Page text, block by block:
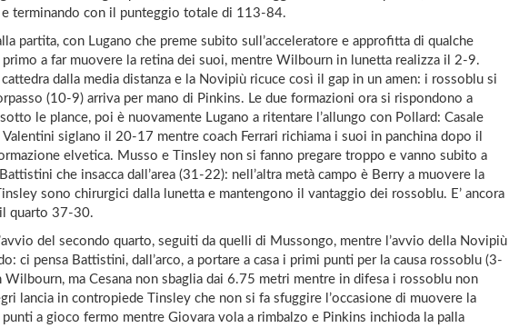
e terminando con il punteggio totale di 113-84.
partita, con Lugano che preme subito sull’acceleratore e approfitta di qualche
a far muovere la retina dei suoi, mentre Wilbourn in lunetta realizza il 2-9.
dalla media distanza e la Novipiù ricuce così il gap in un amen: i rossoblu si
(10-9) arriva per mano di Pinkins. Le due formazioni ora si rispondono a
le plance, poi è nuovamente Lugano a ritentare l’allungo con Pollard: Casale
siglano il 20-17 mentre coach Ferrari richiama i suoi in panchina dopo il
elvetica. Musso e Tinsley non si fanno pregare troppo e vanno subito a
che insacca dall’area (31-22): nell’altra metà campo è Berry a muovere la
sono chirurgici dalla lunetta e mantengono il vantaggio dei rossoblu. E’ ancora
quarto 37-30.
del secondo quarto, seguiti da quelli di Mussongo, mentre l’avvio della Novipiù
ci pensa Battistini, dall’arco, a portare a casa i primi punti per la causa rossoblu (3-
Wilbourn, ma Cesana non sbaglia dai 6.75 metri mentre in difesa i rossoblu non
lancia in contropiede Tinsley che non si fa sfuggire l’occasione di muovere la
a gioco fermo mentre Giovara vola a rimbalzo e Pinkins inchioda la palla